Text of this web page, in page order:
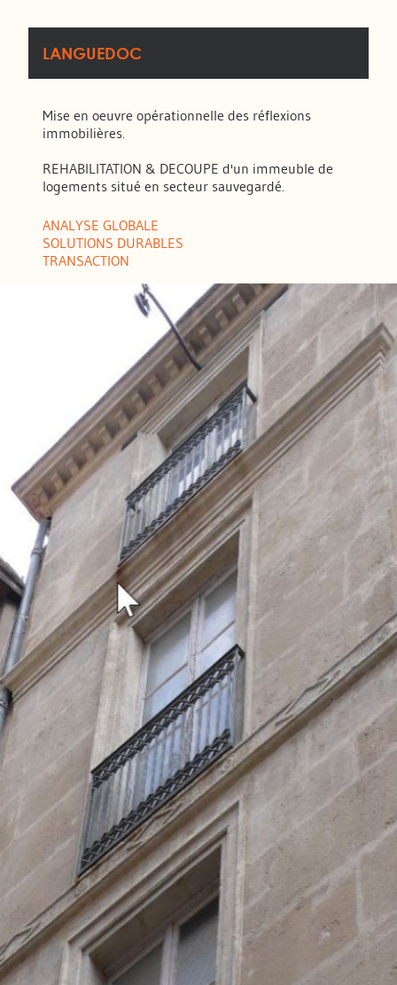
LANGUEDOC
Mise en oeuvre opérationnelle des réflexions
immobilières.
REHABILITATION & DECOUPE d'un immeuble de
logements situé en secteur sauvegardé.
ANALYSE GLOBALE
SOLUTIONS DURABLES
TRANSACTION